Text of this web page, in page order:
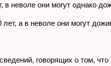
неволе они могут однако
а в неволе они могут
говорящих о том,